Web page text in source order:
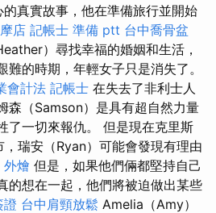
真實故事，他在準備旅行並開始
店 記帳士 準備 ptt 台中喬骨盆
）尋找幸福的婚姻和生活，
的時期，年輕女子只是消失了。
會計法 記帳士 在失去了非利士人
森（Samson）是具有超自然力量
了一切來報仇。 但是現在克里斯
瑞安（Ryan）可能會發現有理由
外燴 但是，如果他們倆都堅持自己
的想在一起，他們將被迫做出某些
證 台中肩頸放鬆 Amelia（Amy）